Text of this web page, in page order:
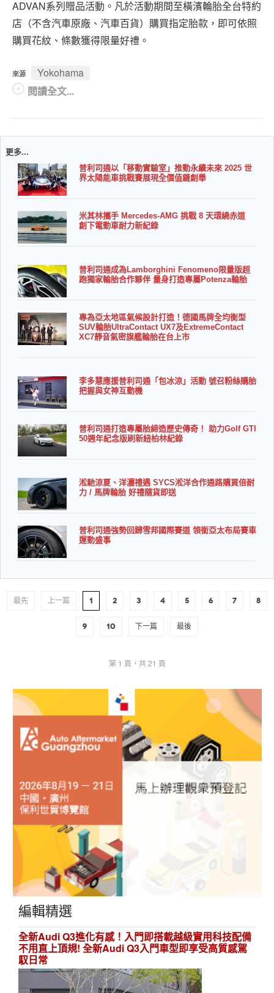
ADVAN系列贈品活動。凡於活動期間至橫濱輪胎全台特約
店（不含汽車原廠、汽車百貨）購買指定胎款，即可依照
購買花紋、條數獲得限量好禮。
來源
Yokohama
閱讀全文...
更多...
普利司通以「移動實驗室」推動永續未來 2025 世
界太陽能車挑戰賽展現全價值鏈創舉
米其林攜手 Mercedes-AMG 挑戰 8 天環繞赤道
創下電動車耐力新紀錄
普利司通成為Lamborghini Fenomeno限量版超
跑獨家輪胎合作夥伴 量身打造專屬Potenza輪胎
專為亞太地區氣候設計打造！德國馬牌全均衡型
SUV輪胎UltraContact UX7及ExtremeContact
XC7靜音氣密旗艦輪胎在台上市
李多慧應援普利司通「包冰涼」活動 號召粉絲購胎
把握與女神互動機
普利司通打造專屬胎締造歷史傳奇！ 助力Golf GTI
50週年紀念版刷新紐柏林紀錄
淞馳涼夏、洋灑禮遇 SYCS淞洋合作通路購買倍耐
力 / 馬牌輪胎 好禮隨貨即送
普利司通強勢回歸雪邦國際賽道 領銜亞太布局賽車
運動盛事
最先 上一篇 1 2 3 4 5 6 7 8
9 10 下一篇 最後
第 1 頁，共 21 頁
編輯精選
全新Audi Q3進化有感！入門即搭載越級實用科技配備
不用直上頂規! 全新Audi Q3入門車型即享受高質感駕
馭日常